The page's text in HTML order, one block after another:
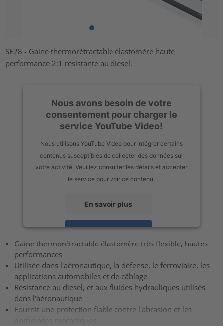
SE28 - Gaine thermorétractable élastomère haute
performance 2:1 résistante au diesel.
Nous avons besoin de votre
consentement pour charger le
service YouTube Video!
Nous utilisons YouTube Video pour intégrer certains
contenus susceptibles de collecter des données sur
votre activité. Veuillez consulter les détails et accepter
le service pour voir ce contenu.
En savoir plus
Accepter
powered by Usercentrics Consent Management Platform
Gaine thermorétractable élastomère très flexible, hautes
performances
Utilisée dans l'aéronautique, la défense, le ferroviaire, les
applications automobiles et de câblage
Résistance au diesel, et aux fluides hydrauliques utilisés
dans l'aéronautique
Fournit une protection fiable contre l'abrasion et les